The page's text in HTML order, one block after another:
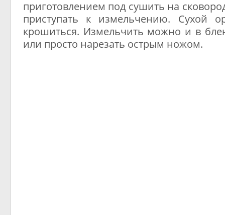
приготовлением под сушить на
приступать к измельчению. Сухой
крошиться. Измельчить можно и в
или просто нарезать острым ножом.